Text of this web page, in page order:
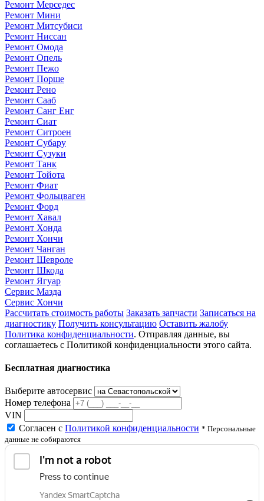
Ремонт Мерседес
Ремонт Мини
Ремонт Митсубиси
Ремонт Ниссан
Ремонт Омода
Ремонт Опель
Ремонт Пежо
Ремонт Порше
Ремонт Рено
Ремонт Сааб
Ремонт Санг Енг
Ремонт Сиат
Ремонт Ситроен
Ремонт Субару
Ремонт Сузуки
Ремонт Танк
Ремонт Тойота
Ремонт Фиат
Ремонт Фольцваген
Ремонт Форд
Ремонт Хавал
Ремонт Хонда
Ремонт Хончи
Ремонт Чанган
Ремонт Шевроле
Ремонт Шкода
Ремонт Ягуар
Сервис Мазда
Сервис Хончи
Рассчитать стоимость работы Заказать запчасти Записаться на
диагностику Получить консультацию Оставить жалобу
Политика конфиденциальности. Отправляя данные, вы
соглашаетесь с Политикой конфиденциальности этого сайта.
Бесплатная диагностика
Выберите автосервис
Номер телефона
VIN
Согласен с Политикой конфиденциальности * Персональные
данные не собираются